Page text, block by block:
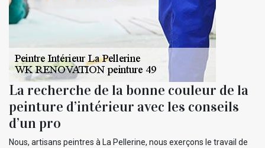
La recherche de la bonne couleur de la
peinture d’intérieur avec les conseils
d’un pro
Nous, artisans peintres à La Pellerine, nous exerçons le travail de